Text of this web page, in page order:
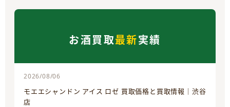
お酒買取最新実績
2026/08/06
モエエシャンドン アイス ロゼ 買取価格と買取情報｜渋谷
店